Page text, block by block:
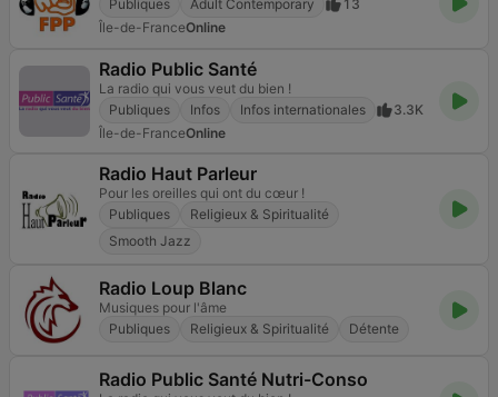
Publiques Adult Contemporary
13
Île-de-FranceOnline
Radio Public Santé
La radio qui vous veut du bien !
Publiques
Infos Infos internationales
3.3K
Île-de-FranceOnline
Radio Haut Parleur
Pour les oreilles qui ont du cœur !
Publiques
Religieux & Spiritualité
Smooth Jazz
Radio Loup Blanc
Musiques pour l'âme
Publiques
Religieux & Spiritualité Détente
Radio Public Santé Nutri-Conso